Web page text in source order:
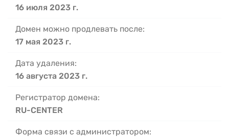
16 июля 2023 г.
Домен можно продлевать после:
17 мая 2023 г.
Дата удаления:
16 августа 2023 г.
Регистратор домена:
RU-CENTER
Форма связи с администратором: